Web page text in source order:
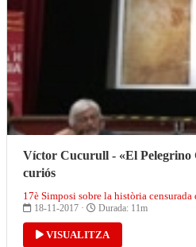
Víctor Cucurull - «El Pelegrino
curiós
17è Simposi sobre la història
18-11-2017 · Durada: 11m
VISUALITZA